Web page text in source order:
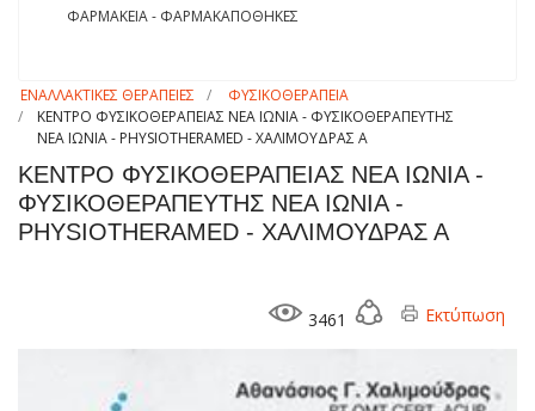
ΦΑΡΜΑΚΕΙΑ - ΦΑΡΜΑΚΑΠΟΘΗΚΕΣ
ΕΝΑΛΛΑΚΤΙΚΕΣ ΘΕΡΑΠΕΙΕΣ
ΦΥΣΙΚΟΘΕΡΑΠΕΙΑ
ΚΕΝΤΡΟ ΦΥΣΙΚΟΘΕΡΑΠΕΙΑΣ ΝΕΑ ΙΩΝΙΑ - ΦΥΣΙΚΟΘΕΡΑΠΕΥΤΗΣ
ΝΕΑ ΙΩΝΙΑ - PHYSIOTHERAMED - ΧΑΛΙΜΟΥΔΡΑΣ Α
ΚΕΝΤΡΟ ΦΥΣΙΚΟΘΕΡΑΠΕΙΑΣ ΝΕΑ ΙΩΝΙΑ -
ΦΥΣΙΚΟΘΕΡΑΠΕΥΤΗΣ ΝΕΑ ΙΩΝΙΑ -
PHYSIOTHERAMED - ΧΑΛΙΜΟΥΔΡΑΣ Α
3461 Εκτύπωση